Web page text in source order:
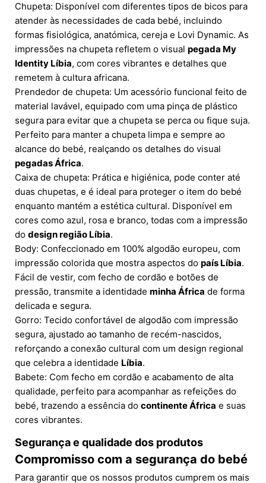
Chupeta: Disponível com diferentes tipos de bicos para
atender às necessidades de cada bebé, incluindo
formas fisiológica, anatómica, cereja e Lovi Dynamic. As
impressões na chupeta refletem o visual pegada My
Identity Líbia, com cores vibrantes e detalhes que
remetem à cultura africana.
Prendedor de chupeta: Um acessório funcional feito de
material lavável, equipado com uma pinça de plástico
segura para evitar que a chupeta se perca ou fique suja.
Perfeito para manter a chupeta limpa e sempre ao
alcance do bebé, realçando os detalhes do visual
pegadas África.
Caixa de chupeta: Prática e higiénica, pode conter até
duas chupetas, e é ideal para proteger o item do bebé
enquanto mantém a estética cultural. Disponível em
cores como azul, rosa e branco, todas com a impressão
do design região Líbia.
Body: Confeccionado em 100% algodão europeu, com
impressão colorida que mostra aspectos do país Líbia.
Fácil de vestir, com fecho de cordão e botões de
pressão, transmite a identidade minha África de forma
delicada e segura.
Gorro: Tecido confortável de algodão com impressão
segura, ajustado ao tamanho de recém-nascidos,
reforçando a conexão cultural com um design regional
que celebra a identidade Líbia.
Babete: Com fecho em cordão e acabamento de alta
qualidade, perfeito para acompanhar as refeições do
bebé, trazendo a essência do continente África e suas
cores vibrantes.
Segurança e qualidade dos produtos
Compromisso com a segurança do bebé
Para garantir que os nossos produtos cumprem os mais